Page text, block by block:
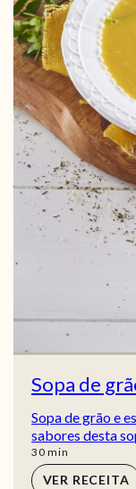
Sopa de
Sopa de grão e
sabores desta
30min
min
VER RECEITA